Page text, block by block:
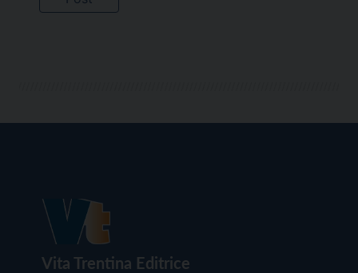
Vita Trentina Editrice